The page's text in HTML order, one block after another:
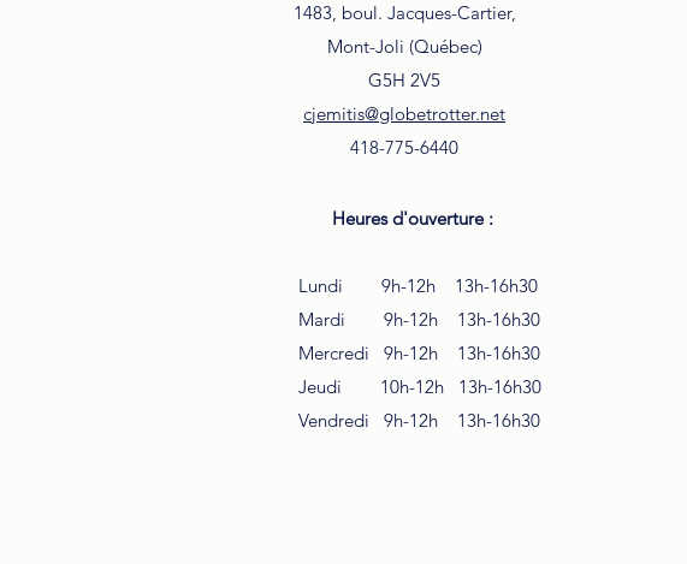
1483, boul. Jacques-Cartier,
Mont-Joli (Québec)
G5H 2V5
cjemitis@globetrotter.net
418-775-6440
Heures d'ouverture :
Lundi 9h-12h 13h-16h30
Mardi 9h-12h 13h-16h30
Mercredi 9h-12h 13h-16h30
Jeudi 10h-12h 13h-16h30
Vendredi 9h-12h 13h-16h30